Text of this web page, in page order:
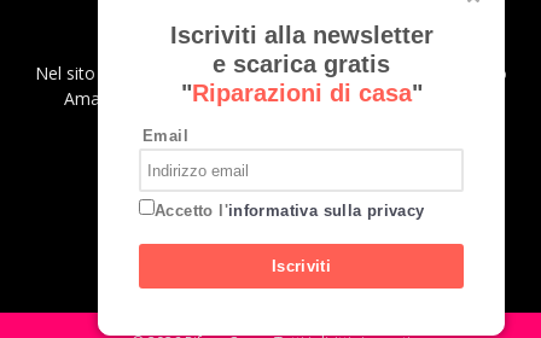
Iscriviti alla newsletter
e scarica gratis
"Riparazioni di casa"
Email
Accetto l'informativa sulla privacy
Iscriviti
Privacy Policy
Nel sito sono presenti prodotti Amazon; in qualità di Affiliato
Amazon riceviamo un guadagno dagli acquisti idonei.
SEGUICI